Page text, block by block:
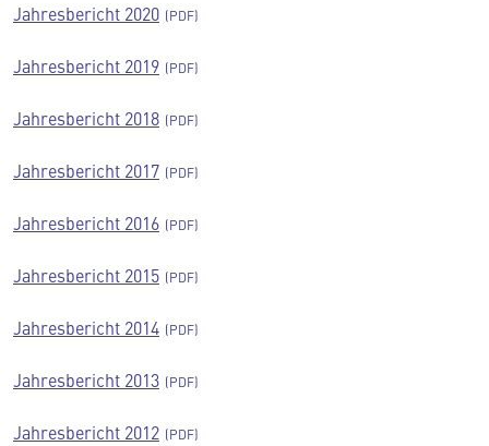
Jahresbericht 2020
Jahresbericht 2019
Jahresbericht 2018
Jahresbericht 2017
Jahresbericht 2016
Jahresbericht 2015
Jahresbericht 2014
Jahresbericht 2013
Jahresbericht 2012